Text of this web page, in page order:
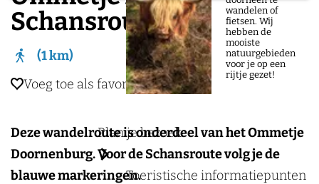
wandelen of
fietsen. Wij
hebben de
mooiste
natuurgebieden
voor je op een
rijtje gezet!
Plan je bezoek
Toeristische informatiepunten
Schansroute
1 km
Deze wandelroute is onderdeel van het Ommetje
Doornenburg. Voor de Schansroute volg je de
blauwe markeringen.
Voeg toe als favoriet
Voeg toe als favoriet